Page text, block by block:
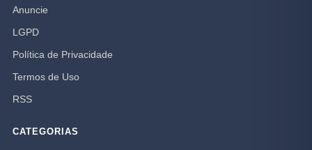
Anuncie
LGPD
Política de Privacidade
Termos de Uso
RSS
CATEGORIAS